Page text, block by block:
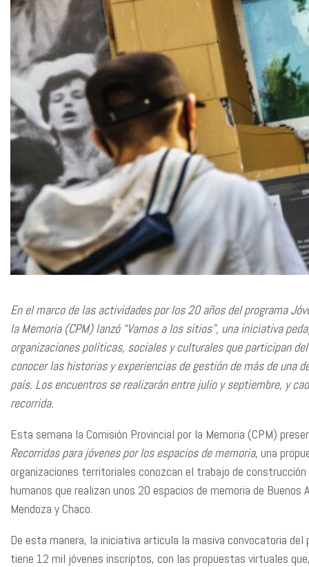
En el marco de las actividades por los 20 años del programa
la Memoria (CPM) lanzó “Vamos a los sitios”, una iniciativa
organizaciones políticas, sociales y culturales que participan
conocer las historias y experiencias de gestión de más de una
país. Los encuentros se realizarán entre julio y septiembre, y
recorrida.
Esta semana la Comisión Provincial por la Memoria (CPM)
Recorridas para jóvenes por los espacios de memoria, una
organizaciones territoriales conozcan el trabajo de
humanos que realizan unos 20 espacios de memoria de Buenos
Mendoza y Chaco.
De esta manera, la iniciativa articula la masiva convocatoria del
tiene 12 mil jóvenes inscriptos, con las propuestas virtuales